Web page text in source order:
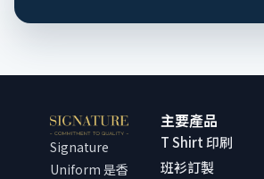
Signature
Uniform 是香
主要產品
T Shirt 印刷
班衫訂製